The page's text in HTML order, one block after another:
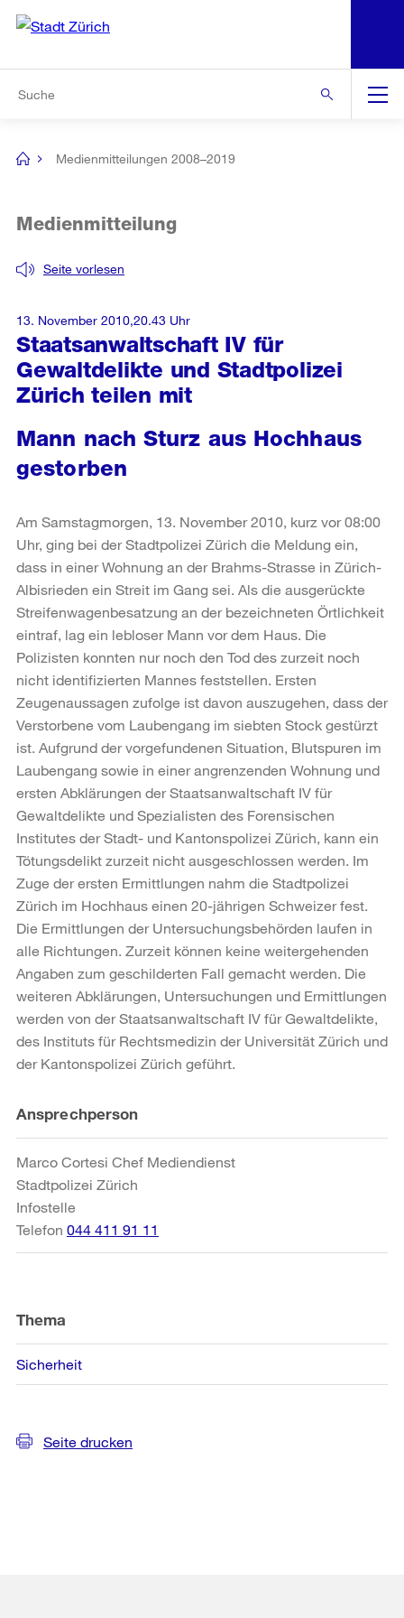
Navigation
[no
Medienmitteilungen 2008–2019
Staatsanwaltschaft IV für
Gewaltdelikte und Stadtpolizei
Zürich teilen mit
Seite vorlesen
Medienmitteilung
Mann nach Sturz aus Hochhaus
gestorben
13. November 2010,20.43 Uhr
Am Samstagmorgen, 13. November 2010, kurz vor 08:00
Uhr, ging bei der Stadtpolizei Zürich die Meldung ein,
dass in einer Wohnung an der Brahms-Strasse in Zürich-
Albisrieden ein Streit im Gang sei. Als die ausgerückte
Streifenwagenbesatzung an der bezeichneten Örtlichkeit
eintraf, lag ein lebloser Mann vor dem Haus. Die
Polizisten konnten nur noch den Tod des zurzeit noch
nicht identifizierten Mannes feststellen. Ersten
Zeugenaussagen zufolge ist davon auszugehen, dass der
Verstorbene vom Laubengang im siebten Stock gestürzt
ist. Aufgrund der vorgefundenen Situation, Blutspuren im
Laubengang sowie in einer angrenzenden Wohnung und
ersten Abklärungen der Staatsanwaltschaft IV für
Gewaltdelikte und Spezialisten des Forensischen
Institutes der Stadt- und Kantonspolizei Zürich, kann ein
Tötungsdelikt zurzeit nicht ausgeschlossen werden. Im
Zuge der ersten Ermittlungen nahm die Stadtpolizei
Zürich im Hochhaus einen 20-jährigen Schweizer fest.
Die Ermittlungen der Untersuchungsbehörden laufen in
alle Richtungen. Zurzeit können keine weitergehenden
Angaben zum geschilderten Fall gemacht werden. Die
weiteren Abklärungen, Untersuchungen und Ermittlungen
werden von der Staatsanwaltschaft IV für Gewaltdelikte,
des Instituts für Rechtsmedizin der Universität Zürich und
der Kantonspolizei Zürich geführt.
Weitere
Informationen
Ansprechperson
Marco Cortesi Chef Mediendienst
Stadtpolizei Zürich
Infostelle
Telefon 044 411 91 11
Thema
Sicherheit
Seite drucken